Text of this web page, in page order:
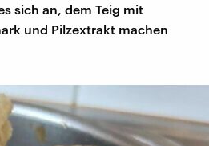
sich an, dem Teig mit
und Pilzextrakt machen